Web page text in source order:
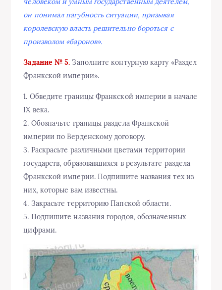
он понимал пагубность ситуации, призывая
королевскую власть решительно бороться с
произволом «баронов».
Задание № 5. Заполните контурную карту «Раздел
Франкской империи».
1. Обведите границы Франкской империи в начале
IX века.
2. Обозначьте границы раздела Франкской
империи по Верденскому договору.
3. Раскрасьте различными цветами территории
государств, образовавшихся в результате раздела
Франкской империи. Подпишите названия тех из
них, которые вам известны.
4. Закрасьте территорию Папской области.
5. Подпишите названия городов, обозначенных
цифрами.